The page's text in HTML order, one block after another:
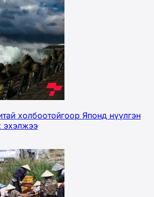
холбоотойгоор Японд нүүлгэн
эхэлжээ